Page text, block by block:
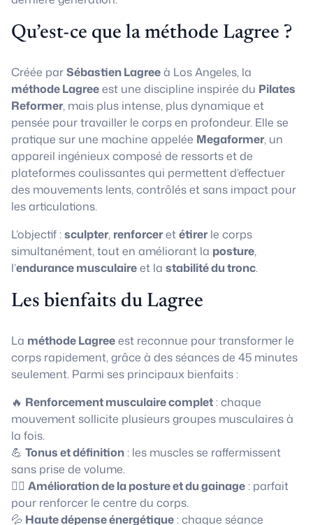
Qu’est-ce que la méthode Lagree ?
Créée parSébastien Lagreeà Los Angeles, la
méthode Lagreeest une discipline inspirée du Pilates
Reformer, mais plus intense, plus dynamique et
pensée pour travailler le corps en profondeur. Elle se
pratique sur une machine appelée Megaformer, un
appareil ingénieux composé de ressorts et de
plateformes coulissantes qui permettent d’effectuer
des mouvements lents, contrôlés et sans impact pour
les articulations.
L’objectif :sculpter, renforceretétirerle corps
simultanément, tout en améliorant la posture,
l’endurance musculaireet la stabilité du tronc.
Les bienfaits du Lagree
La méthode Lagreeest reconnue pour transformer le
corps rapidement, grâce à des séances de 45 minutes
seulement. Parmi ses principaux bienfaits :
🔥 Renforcement musculaire complet: chaque
mouvement sollicite plusieurs groupes musculaires à
la fois.
💪 Tonus et définition: les muscles se raffermissent
sans prise de volume.
🧘‍♀️ Amélioration de la posture et du gainage: parfait
pour renforcer le centre du corps.
💦 Haute dépense énergétique: chaque séance